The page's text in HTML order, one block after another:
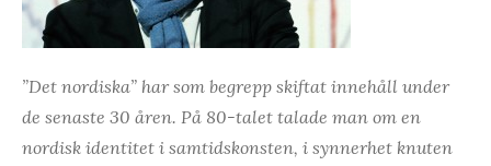
”Det nordiska” har som begrepp skiftat innehåll under
de senaste 30 åren. På 80-talet talade man om en
nordisk identitet i samtidskonsten, i synnerhet knuten